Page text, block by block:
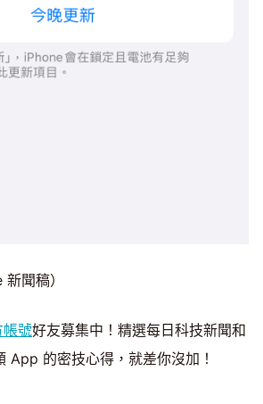
聞稿）
帳號好友募集中！精選每日科技新聞和
App 的密技心得，就差你沒加！